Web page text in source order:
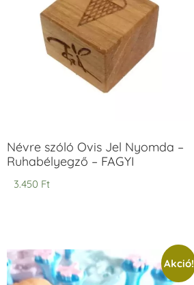
Névre szóló Ovis Jel Nyomda –
Ruhabélyegző – FAGYI
3.450 Ft
Akció!